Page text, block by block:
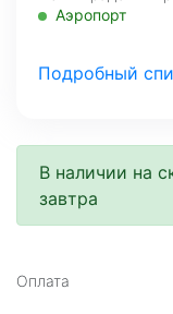
Аэропорт
МО,
Нахимовский
Профсоюзная
Технопарк
Подробный
В наличии на
завтра
Оплата